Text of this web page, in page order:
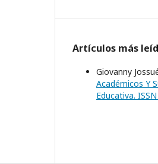
Artículos más
Giovanny
Académicos Y
Educativa.